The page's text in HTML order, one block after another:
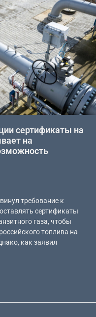
сертификаты на
на
требование к
сертификаты
газа, чтобы
топлива на
как заявил